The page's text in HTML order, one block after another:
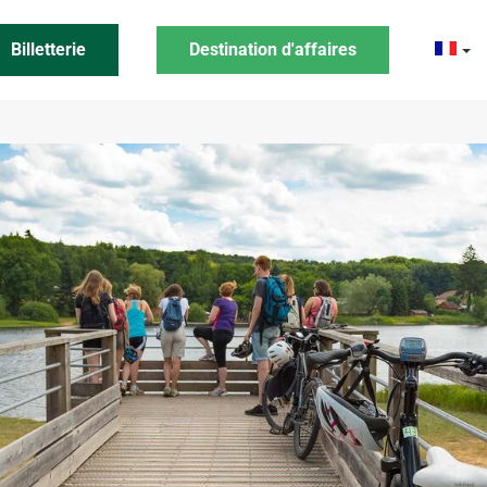
Billetterie Destination d'affaires